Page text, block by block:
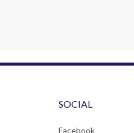
SOCIAL
Facebook